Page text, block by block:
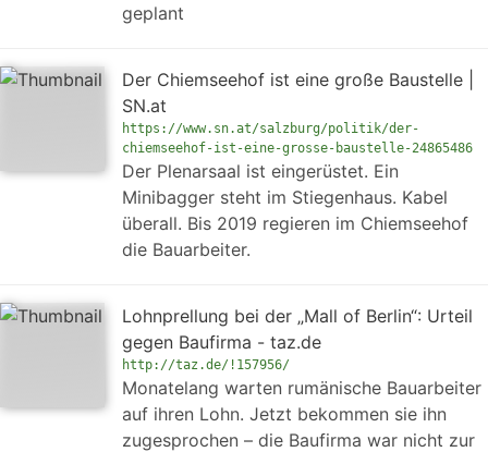
geplant
Der Chiemseehof ist eine große Baustelle |
SN.at
https://www.sn.at/salzburg/politik/der-
chiemseehof-ist-eine-grosse-baustelle-24865486
Der Plenarsaal ist eingerüstet. Ein
Minibagger steht im Stiegenhaus. Kabel
überall. Bis 2019 regieren im Chiemseehof
die Bauarbeiter.
Lohnprellung bei der „Mall of Berlin“: Urteil
gegen Baufirma - taz.de
http://taz.de/!157956/
Monatelang warten rumänische Bauarbeiter
auf ihren Lohn. Jetzt bekommen sie ihn
zugesprochen – die Baufirma war nicht zur